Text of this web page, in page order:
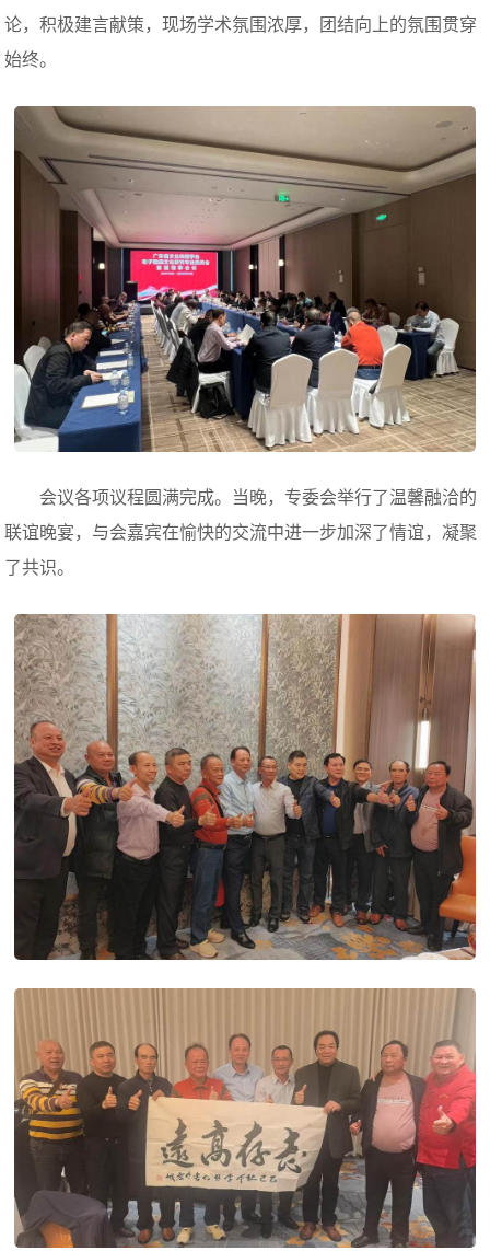
论，积极建言献策，现场学术氛围浓厚，团结向上的氛围贯穿
始终。
会议各项议程圆满完成。当晚，专委会举行了温馨融洽的
联谊晚宴，与会嘉宾在愉快的交流中进一步加深了情谊，凝聚
了共识。